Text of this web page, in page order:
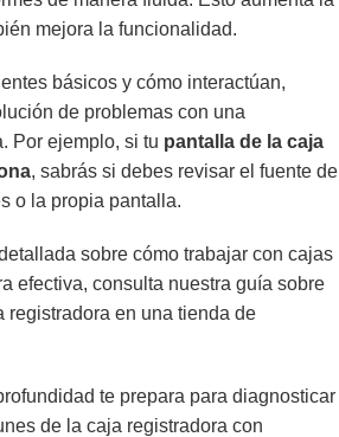
mejora la funcionalidad.
básicos y cómo interactúan,
de problemas con una
Por ejemplo, si tu pantalla de la caja
, sabrás si debes revisar el fuente de
o la propia pantalla.
sobre cómo trabajar con cajas
efectiva, consulta nuestra guía sobre
registradora en una tienda de
te prepara para diagnosticar
de la caja registradora con